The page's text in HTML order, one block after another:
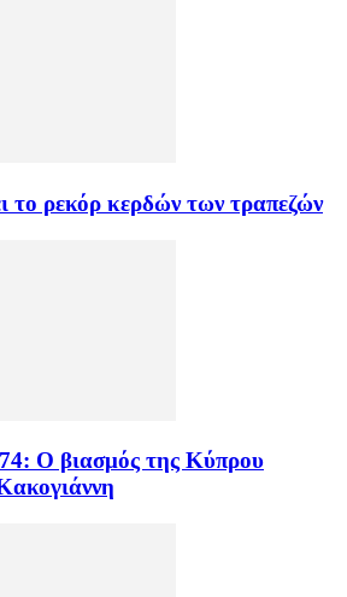
το ρεκόρ κερδών των τραπεζών
Ο βιασμός της Κύπρου